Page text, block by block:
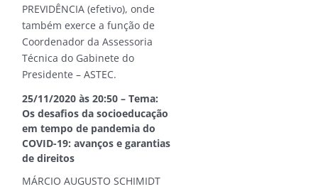
PREVIDÊNCIA (efetivo), onde
também exerce a função de
Coordenador da Assessoria
Técnica do Gabinete do
Presidente – ASTEC.
25/11/2020 às 20:50 – Tema:
Os desafios da socioeducação
em tempo de pandemia do
COVID-19: avanços e garantias
de direitos
MÁRCIO AUGUSTO SCHIMIDT